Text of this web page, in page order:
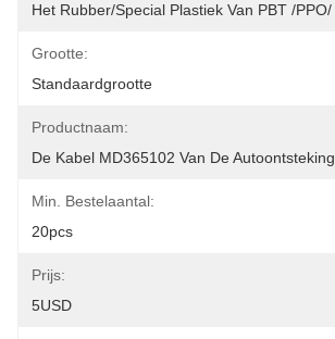
Het Rubber/Special Plastiek Van PBT /PPO/
Grootte:
Standaardgrootte
Productnaam:
De Kabel MD365102 Van De Autoontsteking
Min. Bestelaantal:
20pcs
Prijs:
5USD